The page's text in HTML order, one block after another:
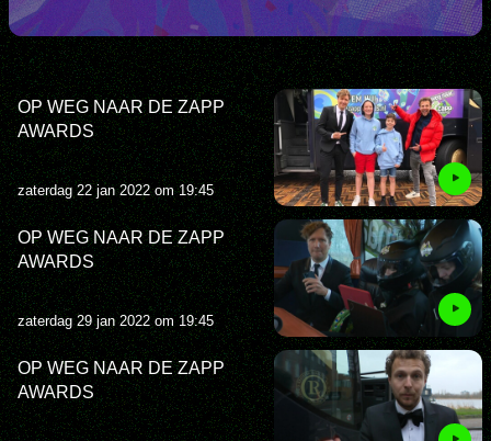
OP WEG NAAR DE ZAPP
AWARDS
zaterdag 22 jan 2022 om 19:45
OP WEG NAAR DE ZAPP
AWARDS
zaterdag 29 jan 2022 om 19:45
OP WEG NAAR DE ZAPP
AWARDS